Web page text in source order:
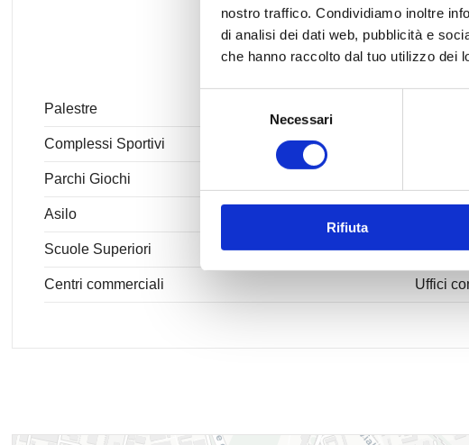
nostro traffico. Condividiamo inoltre
di analisi dei dati web, pubblicità e
che hanno raccolto dal tuo utilizzo dei
Necessari
Rifiuta
Palestre
Complessi Sportivi Campi
Parchi Giochi
Asilo
Scuole Superiori Bar
Centri commerciali Uffici